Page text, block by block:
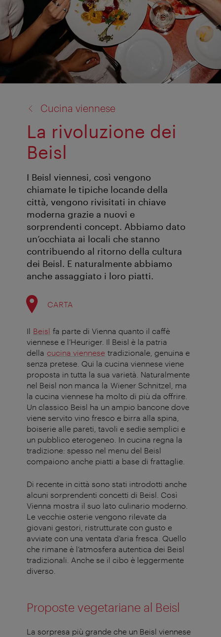
Cucina viennese
La rivoluzione dei
Beisl
I Beisl viennesi, così vengono
chiamate le tipiche locande della
città, vengono rivisitati in chiave
moderna grazie a nuovi e
sorprendenti concept. Abbiamo dato
un’occhiata ai locali che stanno
contribuendo al ritorno della cultura
dei Beisl. E naturalmente abbiamo
anche assaggiato i loro piatti.
CARTA
Il Beisl fa parte di Vienna quanto il caffè
viennese e l’Heuriger. Il Beisl è la patria
della cucina viennese tradizionale, genuina e
senza pretese. Qui la cucina viennese viene
proposta in tutta la sua varietà. Naturalmente
nel Beisl non manca la Wiener Schnitzel, ma
la cucina viennese ha molto di più da offrire.
Un classico Beisl ha un ampio bancone dove
viene servito vino fresco e birra alla spina,
boiserie alle pareti, tavoli e sedie semplici e
un pubblico eterogeneo. In cucina regna la
tradizione: spesso nel menu del Beisl
compaiono anche piatti a base di frattaglie.
Di recente in città sono stati introdotti anche
alcuni sorprendenti concetti di Beisl. Così
Vienna mostra il suo lato culinario moderno.
Le vecchie osterie vengono rilevate da
giovani gestori, ristrutturate con gusto e
avviate con una ventata d’aria fresca. Quello
che rimane è l’atmosfera autentica dei Beisl
tradizionali. Anche se il cibo è leggermente
diverso.
Proposte vegetariane al Beisl
La sorpresa più grande che un Beisl viennese